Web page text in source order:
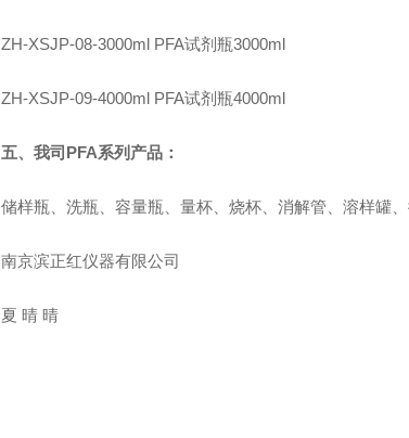
ZH-XSJP-08-3000ml PFA试剂瓶3000ml
ZH-XSJP-09-4000ml PFA试剂瓶4000ml
五、我司PFA系列产品：
储样瓶、洗瓶、容量瓶、量杯、烧杯、消解管、溶样罐
南京滨正红仪器有限公司
夏 晴 晴